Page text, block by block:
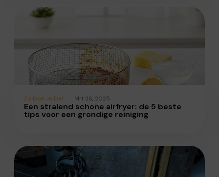
Zo Doe Je Dat Mrt 28, 2025
Een stralend schone airfryer: de 5 beste
tips voor een grondige reiniging